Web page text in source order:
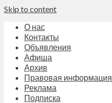
Skip to content
О нас
Контакты
Объявления
Афиша
Архив
Правовая информация
Реклама
Подписка